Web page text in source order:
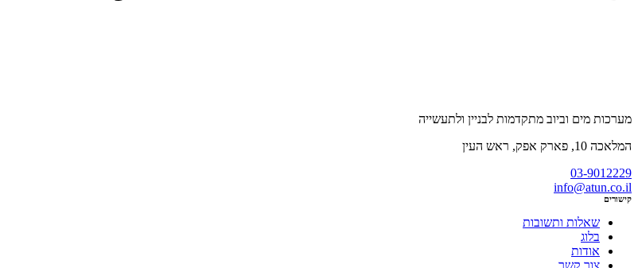
מערכות מים וביוב מתקדמות לבניין ולתעשייה
המלאכה 10, פארק אפק, ראש העין
03-9012229
info@atun.co.il
קישורים
שאלות ותשובות
בלוג
אודות
צור קשר